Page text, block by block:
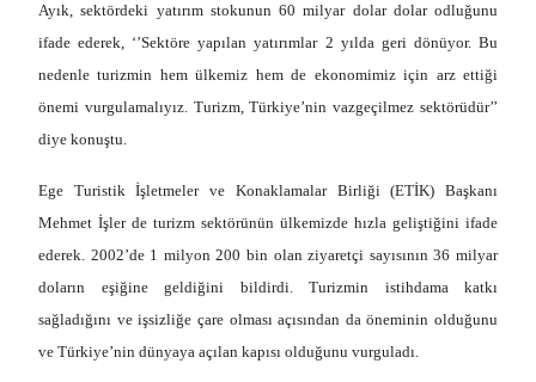
Ayık, sektördeki yatırım stokunun 60 milyar dolar dolar odluğunu
ifade ederek, ‘’Sektöre yapılan yatırımlar 2 yılda geri dönüyor. Bu
nedenle turizmin hem ülkemiz hem de ekonomimiz için arz ettiği
önemi vurgulamalıyız. Turizm, Türkiye’nin vazgeçilmez sektörüdür’’
diye konuştu.
Ege Turistik İşletmeler ve Konaklamalar Birliği (ETİK) Başkanı
Mehmet İşler de turizm sektörünün ülkemizde hızla geliştiğini ifade
ederek. 2002’de 1 milyon 200 bin olan ziyaretçi sayısının 36 milyar
doların eşiğine geldiğini bildirdi. Turizmin istihdama katkı
sağladığını ve işsizliğe çare olması açısından da öneminin olduğunu
ve Türkiye’nin dünyaya açılan kapısı olduğunu vurguladı.